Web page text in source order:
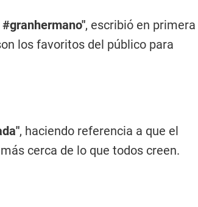
, escribió en primera
los favoritos del público para
, haciendo referencia a que el
cerca de lo que todos creen.